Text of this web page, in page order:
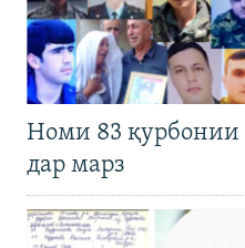
Номи 83 қурбонии
дар марз